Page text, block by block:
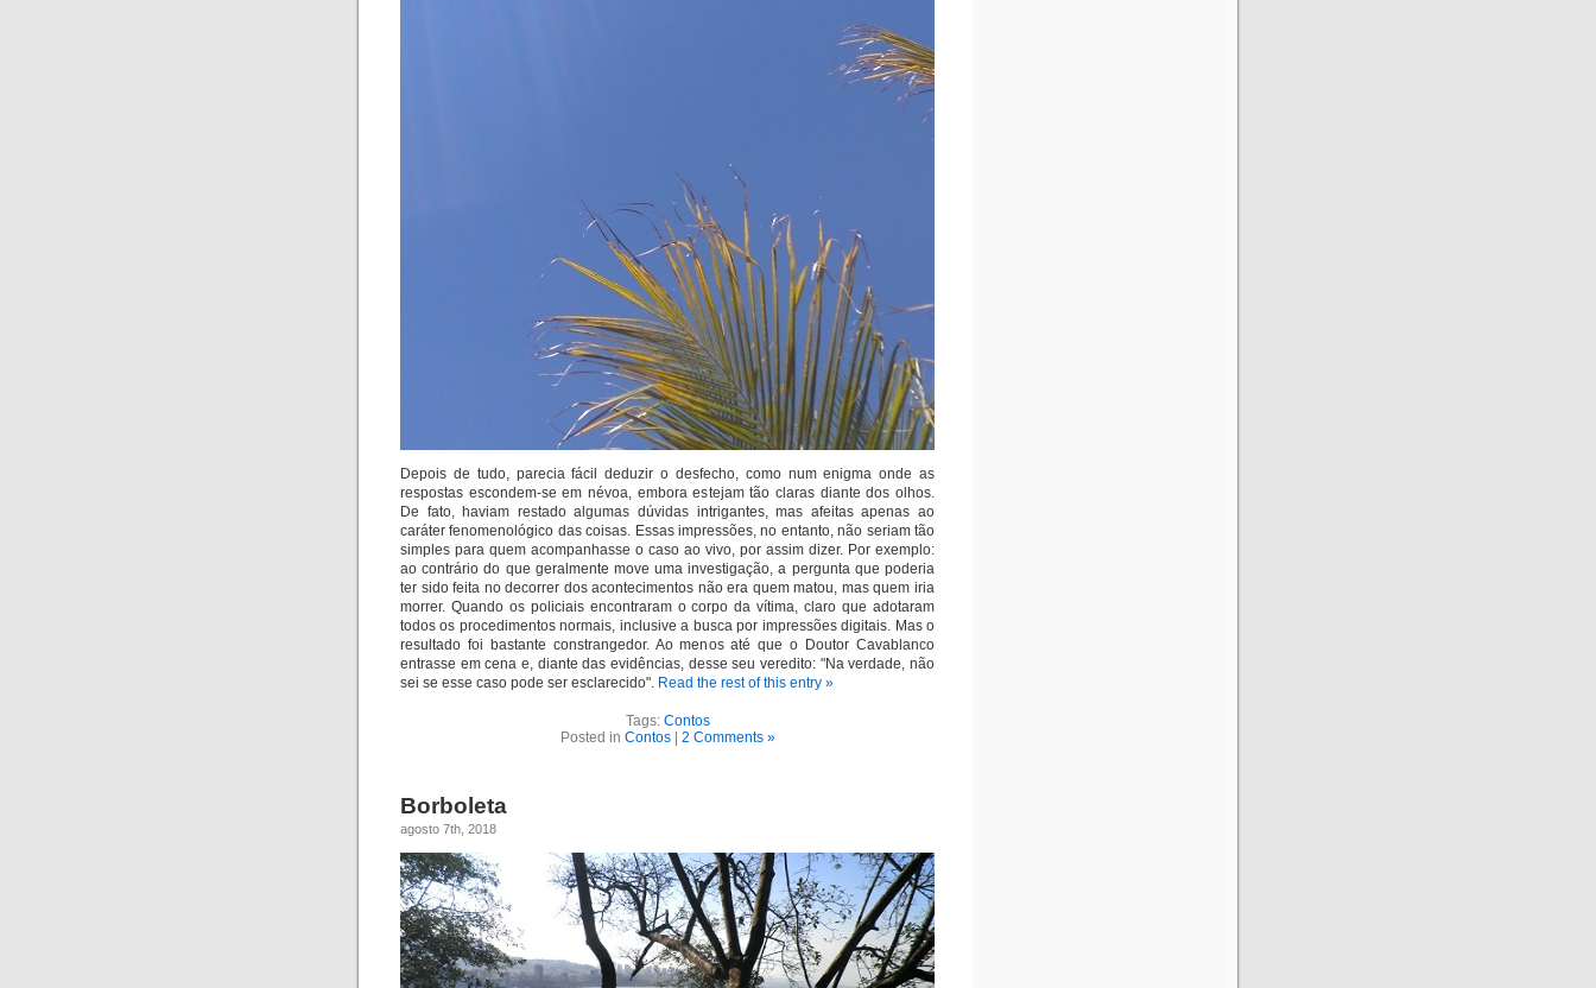
Depois de tudo, parecia fácil deduzir o desfecho, como num enigma onde as
respostas escondem-se em névoa, embora estejam tão claras diante dos olhos.
De fato, haviam restado algumas dúvidas intrigantes, mas afeitas apenas ao
caráter fenomenológico das coisas. Essas impressões, no entanto, não seriam tão
simples para quem acompanhasse o caso ao vivo, por assim dizer. Por exemplo:
ao contrário do que geralmente move uma investigação, a pergunta que poderia
ter sido feita no decorrer dos acontecimentos não era quem matou, mas quem iria
morrer. Quando os policiais encontraram o corpo da vítima, claro que adotaram
todos os procedimentos normais, inclusive a busca por impressões digitais. Mas o
resultado foi bastante constrangedor. Ao menos até que o Doutor Cavablanco
entrasse em cena e, diante das evidências, desse seu veredito: "Na verdade, não
sei se esse caso pode ser esclarecido". Read the rest of this entry »
Tags: Contos
Posted in Contos| 2 Comments »
Borboleta
agosto 7th, 2018